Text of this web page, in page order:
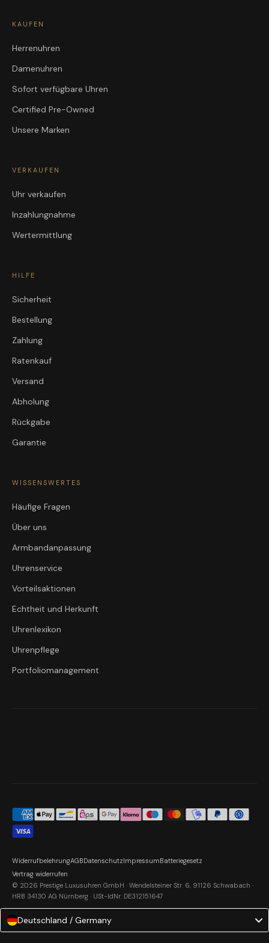
KAUFEN
Herrenuhren
Damenuhren
Sofort verfügbare Uhren
Certified Pre-Owned
Unsere Marken
VERKAUFEN
Uhr verkaufen
Inzahlungnahme
Wertermittlung
HILFE
Sicherheit
Bestellung
Zahlung
Ratenkauf
Versand
Abholung
Rückgabe
Garantie
WISSENSWERTES
Häufige Fragen
Über uns
Armbandanpassung
Uhrenservice
Vorteilsaktionen
Echtheit und Herkunft
Uhrenlexikon
Uhrenpflege
Portfoliomanagement
© 2026 Prestige Luxusuhren GmbH · Wendelsteiner Str. 6, 91126 Schwabach ·
HRB 34130 AG Nürnberg · USt-IdNr. DE312151647
WiderrufbelehrungAGBDatenschutzImpressumBatteriegesetz
Vertrag widerrufen
Deutschland / Germany